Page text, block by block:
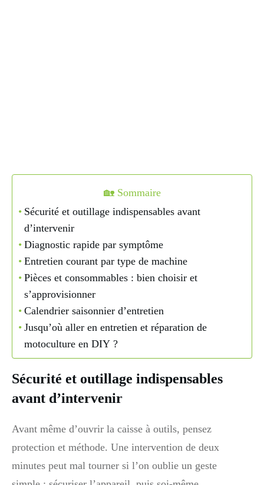
🏡 Sommaire
Sécurité et outillage indispensables avant
d’intervenir
Diagnostic rapide par symptôme
Entretien courant par type de machine
Pièces et consommables : bien choisir et
s’approvisionner
Calendrier saisonnier d’entretien
Jusqu’où aller en entretien et réparation de
motoculture en DIY ?
Sécurité et outillage indispensables
avant d’intervenir
Avant même d’ouvrir la caisse à outils, pensez
protection et méthode. Une intervention de deux
minutes peut mal tourner si l’on oublie un geste